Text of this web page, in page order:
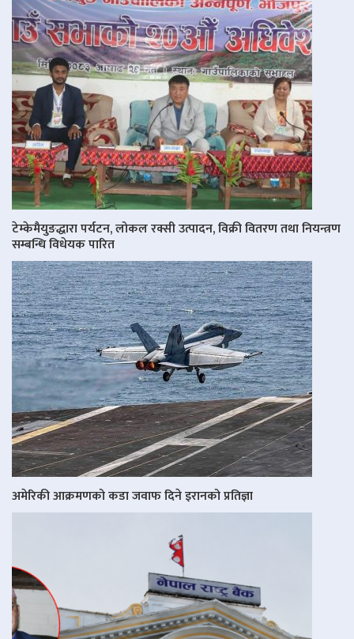
टेम्केमैयुङद्धारा पर्यटन, लोकल रक्सी उत्पादन, विक्री वितरण तथा नियन्त्रण
सम्बन्धि विधेयक पारित
अमेरिकी आक्रमणको कडा जवाफ दिने इरानको प्रतिज्ञा